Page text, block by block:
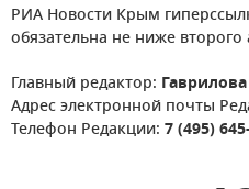
РИА Новости Крым
обязательна не ниже второго
Главный редактор:
Адрес электронной почты
Телефон Редакции: 7 (495)